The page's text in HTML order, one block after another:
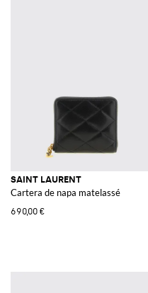
SAINT LAURENT
Cartera de napa matelassé
690,00 €